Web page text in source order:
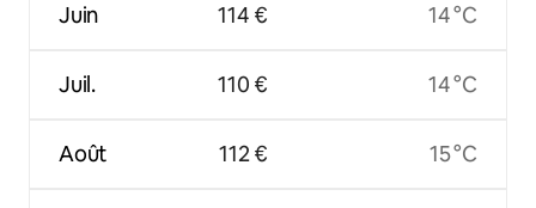
Juin
Juil.
Août
114 €
110 €
112 €
14 °C
14 °C
15 °C